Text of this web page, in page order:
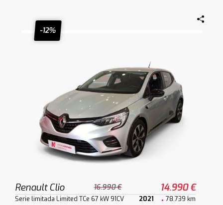
-12%
Renault Clio 16.990 € 14.990 €
Serie limitada Limited TCe 67 kW 91CV 2021 78.739 km